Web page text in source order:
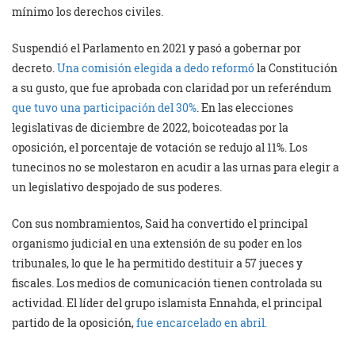
mínimo los derechos civiles.
Suspendió el Parlamento en 2021 y pasó a gobernar por
decreto. Una comisión elegida a dedo reformóla Constitución
a su gusto, que fue aprobada con claridad por un referéndum
que tuvo una participación del 30% . En las elecciones
legislativas de diciembre de 2022, boicoteadas por la
oposición, el porcentaje de votación se redujo al 11%. Los
tunecinos no se molestaron en acudir a las urnas para elegir a
un legislativo despojado de sus poderes.
Con sus nombramientos, Said ha convertido el principal
organismo judicial en una extensión de su poder en los
tribunales, lo que le ha permitido destituir a 57 jueces y
fiscales. Los medios de comunicación tienen controlada su
actividad. El líder del grupo islamista Ennahda, el principal
partido de la oposición,fue encarcelado en abril.